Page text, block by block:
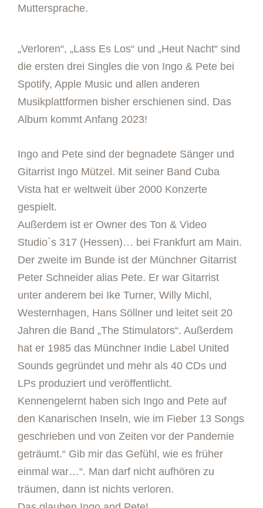
Muttersprache.
„Verloren“, „Lass Es Los“ und „Heut Nacht“ sind
die ersten drei Singles die von Ingo & Pete bei
Spotify, Apple Music und allen anderen
Musikplattformen bisher erschienen sind. Das
Album kommt Anfang 2023!
Ingo and Pete sind der begnadete Sänger und
Gitarrist Ingo Mützel. Mit seiner Band Cuba
Vista hat er weltweit über 2000 Konzerte
gespielt.
Außerdem ist er Owner des Ton & Video
Studio`s 317 (Hessen)… bei Frankfurt am Main.
Der zweite im Bunde ist der Münchner Gitarrist
Peter Schneider alias Pete. Er war Gitarrist
unter anderem bei Ike Turner, Willy Michl,
Westernhagen, Hans Söllner und leitet seit 20
Jahren die Band „The Stimulators“. Außerdem
hat er 1985 das Münchner Indie Label United
Sounds gegründet und mehr als 40 CDs und
LPs produziert und veröffentlicht.
Kennengelernt haben sich Ingo and Pete auf
den Kanarischen Inseln, wie im Fieber 13 Songs
geschrieben und von Zeiten vor der Pandemie
geträumt.“ Gib mir das Gefühl, wie es früher
einmal war…“. Man darf nicht aufhören zu
träumen, dann ist nichts verloren.